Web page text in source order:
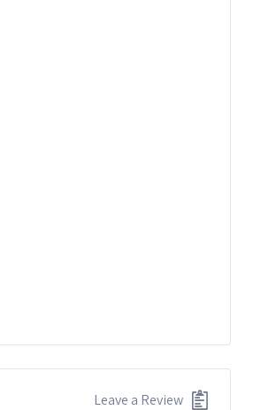
Leave a Review